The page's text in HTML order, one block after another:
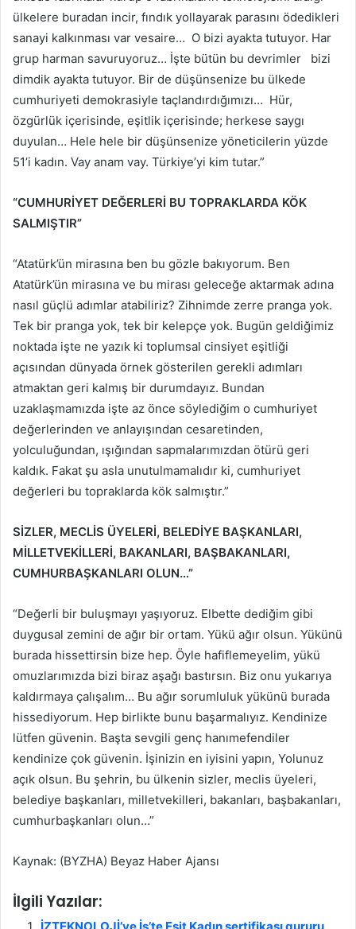
ülkelere buradan incir, fındık yollayarak parasını ödedikleri
sanayi kalkınması var vesaire… O bizi ayakta tutuyor. Har
grup harman savuruyoruz… İşte bütün bu devrimler bizi
dimdik ayakta tutuyor. Bir de düşünsenize bu ülkede
cumhuriyeti demokrasiyle taçlandırdığımızı… Hür,
özgürlük içerisinde, eşitlik içerisinde; herkese saygı
duyulan… Hele hele bir düşünsenize yöneticilerin yüzde
51’i kadın. Vay anam vay. Türkiye’yi kim tutar.”
“CUMHURİYET DEĞERLERİ BU TOPRAKLARDA KÖK
SALMIŞTIR”
“Atatürk’ün mirasına ben bu gözle bakıyorum. Ben
Atatürk’ün mirasına ve bu mirası geleceğe aktarmak adına
nasıl güçlü adımlar atabiliriz? Zihnimde zerre pranga yok.
Tek bir pranga yok, tek bir kelepçe yok. Bugün geldiğimiz
noktada işte ne yazık ki toplumsal cinsiyet eşitliği
açısından dünyada örnek gösterilen gerekli adımları
atmaktan geri kalmış bir durumdayız. Bundan
uzaklaşmamızda işte az önce söylediğim o cumhuriyet
değerlerinden ve anlayışından cesaretinden,
yolculuğundan, ışığından sapmalarımızdan ötürü geri
kaldık. Fakat şu asla unutulmamalıdır ki, cumhuriyet
değerleri bu topraklarda kök salmıştır.”
SİZLER, MECLİS ÜYELERİ, BELEDİYE BAŞKANLARI,
MİLLETVEKİLLERİ, BAKANLARI, BAŞBAKANLARI,
CUMHURBAŞKANLARI OLUN…”
“Değerli bir buluşmayı yaşıyoruz. Elbette dediğim gibi
duygusal zemini de ağır bir ortam. Yükü ağır olsun. Yükünü
burada hissettirsin bize hep. Öyle hafiflemeyelim, yükü
omuzlarımızda bizi biraz aşağı bastırsın. Biz onu yukarıya
kaldırmaya çalışalım… Bu ağır sorumluluk yükünü burada
hissediyorum. Hep birlikte bunu başarmalıyız. Kendinize
lütfen güvenin. Başta sevgili genç hanımefendiler
kendinize çok güvenin. İşinizin en iyisini yapın, Yolunuz
açık olsun. Bu şehrin, bu ülkenin sizler, meclis üyeleri,
belediye başkanları, milletvekilleri, bakanları, başbakanları,
cumhurbaşkanları olun…”
Kaynak: (BYZHA) Beyaz Haber Ajansı
İlgili Yazılar: